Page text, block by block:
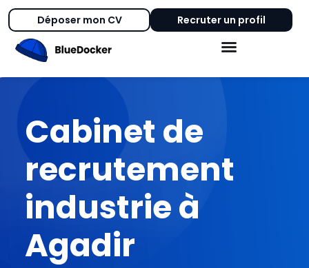
Déposer mon CV Recruter un profil
Cabinet de
recrutement
industrie à
Agadir